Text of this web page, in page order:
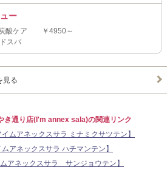
ー
酸ケア ￥4950～
スパ
見る
き通り店(I'm annex sala)の関連リンク
ムアネックスサラ ミナミクサツテン】
アネックスサラ ハチマンテン】
アネックスサラ サンジョウテン】